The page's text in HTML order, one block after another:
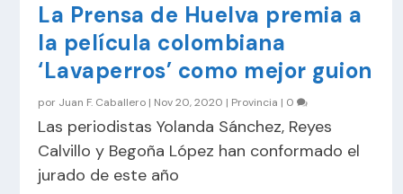
La Prensa de Huelva premia a
la película colombiana
‘Lavaperros’ como mejor guion
por Juan F. Caballero | Nov 20, 2020 | Provincia | 0
Las periodistas Yolanda Sánchez, Reyes
Calvillo y Begoña López han conformado el
jurado de este año